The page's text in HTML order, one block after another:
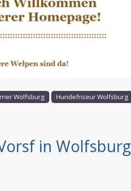
Wolfsburg Hundefriseur Wolfsburg
in Wolfsburg